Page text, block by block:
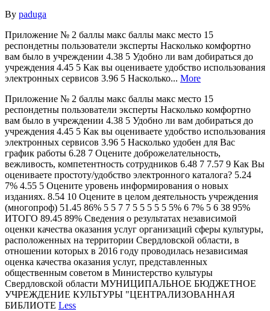
By paduga
Приложение № 2 баллы макс баллы макс место 15
респондетны пользователи эксперты Насколько комфортно
вам было в учреждении 4.38 5 Удобно ли вам добираться до
учреждения 4.45 5 Как вы оцениваете удобство использования
электронных сервисов 3.96 5 Насколько... More
Приложение № 2 баллы макс баллы макс место 15
респондетны пользователи эксперты Насколько комфортно
вам было в учреждении 4.38 5 Удобно ли вам добираться до
учреждения 4.45 5 Как вы оцениваете удобство использования
электронных сервисов 3.96 5 Насколько удобен для Вас
график работы 6.28 7 Оцените доброжелательность,
вежливость, компетентность сотрудников 6.48 7 7.57 9 Как Вы
оцениваете простоту/удобство электронного каталога? 5.24
7% 4.55 5 Оцените уровень информирования о новых
изданиях. 8.54 10 Оцените в целом деятельность учреждения
(многопроф) 51.45 86% 5 5 7 7 5 5 5 5 5 5% 6 7% 5 6 38 95%
ИТОГО 89.45 89% Сведения о результатах независимой
оценки качества оказания услуг организаций сферы культуры,
расположенных на территории Свердловской области, в
отношении которых в 2016 году проводилась независимая
оценка качества оказания услуг, представленных
общественным советом в Министерство культуры
Свердловской области МУНИЦИПАЛЬНОЕ БЮДЖЕТНОЕ
УЧРЕЖДЕНИЕ КУЛЬТУРЫ "ЦЕНТРАЛИЗОВАННАЯ
БИБЛИОТЕ Less